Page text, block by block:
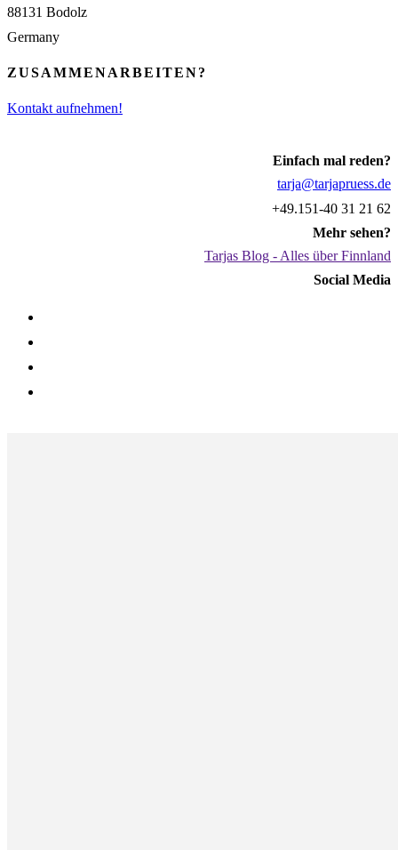
88131 Bodolz
Germany
ZUSAMMENARBEITEN?
Kontakt aufnehmen!
Einfach mal reden?
tarja@tarjapruess.de
+49.151-40 31 21 62
Mehr sehen?
Tarjas Blog - Alles über Finnland
Social Media